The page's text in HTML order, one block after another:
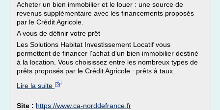
Acheter un bien immobilier et le louer : une source de
revenus supplémentaire avec les financements proposés
par le Crédit Agricole.
A vous de définir votre prêt
Les Solutions Habitat Investissement Locatif vous
permettent de financer l'achat d'un bien immobilier destiné
à la location. Vous choisissez entre les nombreux types de
prêts proposés par le Crédit Agricole : prêts à taux...
Lire la suite
Site : https://www.ca-norddefrance.fr